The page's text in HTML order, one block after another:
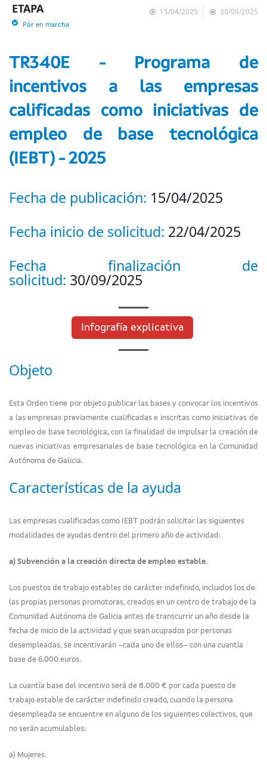
15/04/2025 30/09/2025
ETAPA
Pór en marcha
TR340E - Programa de
incentivos a las empresas
calificadas como iniciativas de
empleo de base tecnológica
(IEBT) - 2025
Fecha de publicación: 15/04/2025
Fecha inicio de solicitud: 22/04/2025
Fecha finalización de
solicitud: 30/09/2025
Infografía explicativa
Objeto
Esta Orden tiene por objeto publicar las bases y convocar los incentivos
a las empresas previamente cualificadas e inscritas como iniciativas de
empleo de base tecnológica, con la finalidad de impulsar la creación de
nuevas iniciativas empresariales de base tecnológica en la Comunidad
Autónoma de Galicia.
Características de la ayuda
Las empresas cualificadas como IEBT podrán solicitar las siguientes
modalidades de ayudas dentro del primero año de actividad:
a) Subvención a la creación directa de empleo estable.
Los puestos de trabajo estables de carácter indefinido, incluidos los de
las propias personas promotoras, creados en un centro de trabajo de la
Comunidad Autónoma de Galicia antes de transcurrir un año desde la
fecha de inicio de la actividad y que sean ocupados por personas
desempleadas, se incentivarán –cada uno de ellos– con una cuantía
base de 6.000 euros.
La cuantía base del incentivo será de 8.000 € por cada puesto de
trabajo estable de carácter indefinido creado, cuando la persona
desempleada se encuentre en alguno de los siguientes colectivos, que
no serán acumulables:
a) Mujeres.